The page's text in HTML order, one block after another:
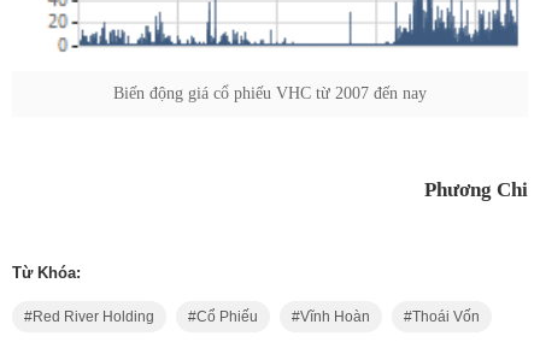
Biến động giá cổ phiếu VHC từ 2007 đến nay
Phương Chi
Từ Khóa:
Red River Holding Cổ Phiếu Vĩnh Hoàn Thoái Vốn